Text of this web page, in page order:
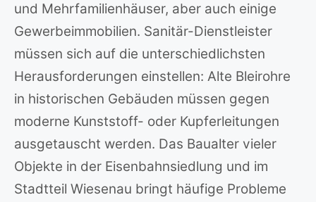
und Mehrfamilienhäuser, aber auch einige
Gewerbeimmobilien. Sanitär-Dienstleister
müssen sich auf die unterschiedlichsten
Herausforderungen einstellen: Alte Bleirohre
in historischen Gebäuden müssen gegen
moderne Kunststoff- oder Kupferleitungen
ausgetauscht werden. Das Baualter vieler
Objekte in der Eisenbahnsiedlung und im
Stadtteil Wiesenau bringt häufige Probleme